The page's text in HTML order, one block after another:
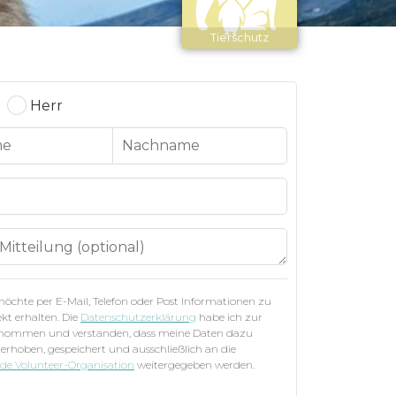
Tierschutz
Herr
per E-Mail, Telefon oder Post Informationen zu
erhalten. Die Datenschutzerklärung habe ich zur
und verstanden, dass meine Daten dazu
gespeichert und ausschließlich an die
Volunteer-Organisation weitergegeben werden.